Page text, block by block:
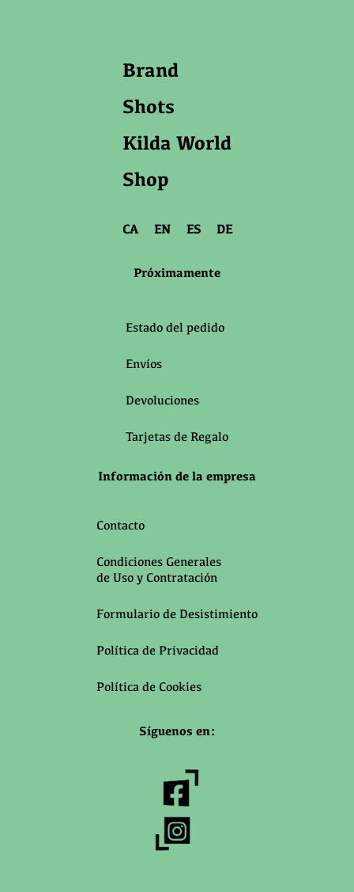
Brand
Shots
Kilda World
Shop
CA EN ES DE
Próximamente
Estado del pedido
Envíos
Devoluciones
Tarjetas de Regalo
Información de la empresa
Contacto
Condiciones Generales
de Uso y Contratación
Formulario de Desistimiento
Política de Privacidad
Política de Cookies
Síguenos en: